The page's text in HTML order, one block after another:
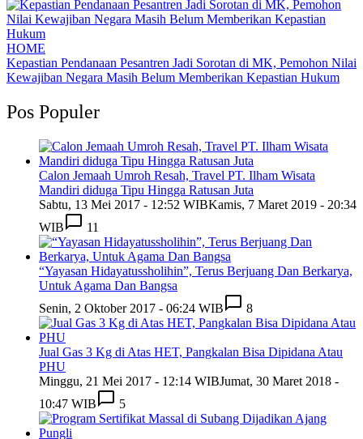
HOME
Kepastian Pendanaan Pesantren Jadi Sorotan di MK, Pemohon Nilai
Kewajiban Negara Masih Belum Memberikan Kepastian Hukum
Pos Populer
Calon Jemaah Umroh Resah, Travel PT. Ilham Wisata
Mandiri diduga Tipu Hingga Ratusan Juta
Sabtu, 13 Mei 2017 - 12:52 WIBKamis, 7 Maret 2019 - 20:34
WIB
11
“Yayasan Hidayatussholihin”, Terus Berjuang Dan Berkarya,
Untuk Agama Dan Bangsa
Senin, 2 Oktober 2017 - 06:24 WIB
8
Jual Gas 3 Kg di Atas HET, Pangkalan Bisa Dipidana Atau
PHU
Minggu, 21 Mei 2017 - 12:14 WIBJumat, 30 Maret 2018 -
10:47 WIB
5